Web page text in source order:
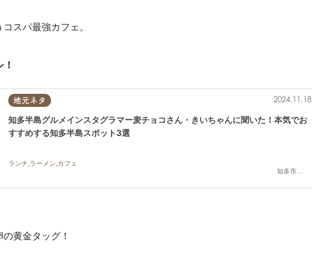
スパ最強カフェ。
地元ネタ
知多市,半田市,南知多町
2024.11.18
知多半島グルメインスタグラマー麦チョコさん・きいちゃんに聞いた！本気でお
すすめする知多半島スポット3選
ランチ,ラーメン,カフェ
黄金タッグ！